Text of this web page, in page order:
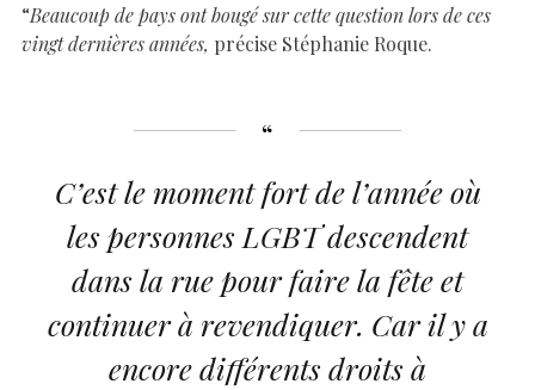
“Beaucoup de pays ont bougé sur cette question lors de ces
vingt dernières années, précise Stéphanie Roque.
C’est le moment fort de l’année où
les personnes LGBT descendent
dans la rue pour faire la fête et
continuer à revendiquer. Car il y a
encore différents droits à